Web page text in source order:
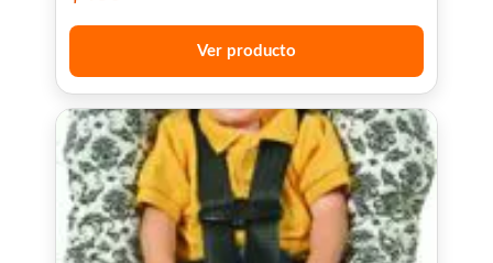
Ver producto